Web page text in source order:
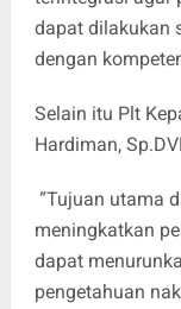
dapat dilakukan
dengan
Selain itu Plt
Hardiman,
“Tujuan utama
meningkatkan
dapat
pengetahuan